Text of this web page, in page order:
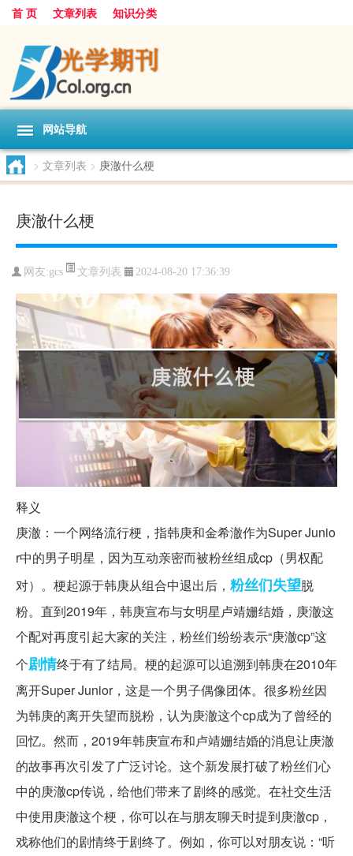
首 页 文章列表 知识分类
网站导航
> 文章列表 > 庚澈什么梗
庚澈什么梗
网友:gcs 文章列表 2024-08-20 17:36:39
释义
庚澈：一个网络流行梗，指韩庚和金希澈作为Super Junio
r中的男子明星，因为互动亲密而被粉丝组成cp（男权配
对）。梗起源于韩庚从组合中退出后， 粉丝们失望脱
粉。直到2019年，韩庚宣布与女明星卢靖姗结婚，庚澈这
个配对再度引起大家的关注，粉丝们纷纷表示“庚澈cp”这
个剧情终于有了结局。梗的起源可以追溯到韩庚在2010年
离开Super Junior，这是一个男子偶像团体。很多粉丝因
为韩庚的离开失望而脱粉，认为庚澈这个cp成为了曾经的
回忆。然而，2019年韩庚宣布和卢靖姗结婚的消息让庚澈
的故事再次引发了广泛讨论。这个新发展打破了粉丝们心
中的庚澈cp传说，给他们带来了剧终的感觉。在社交生活
中使用庚澈这个梗，你可以在与朋友聊天时提到庚澈cp，
戏称他们的剧情终于剧终了。例如，你可以对朋友说：“听